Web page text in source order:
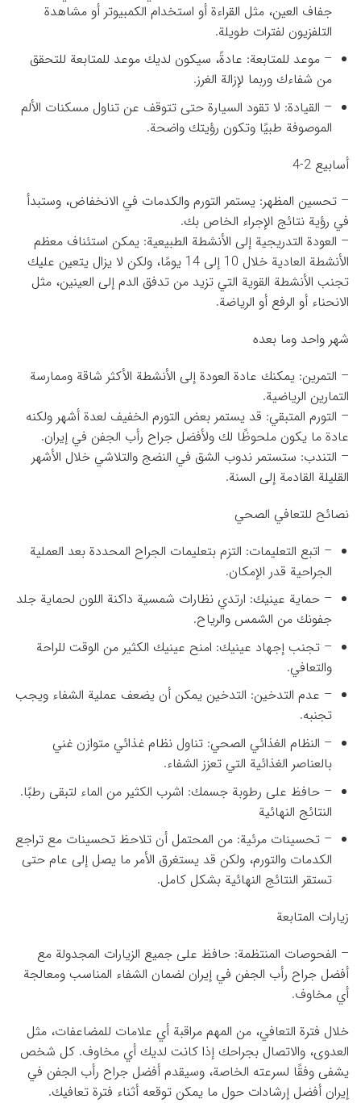
جفاف العين، مثل القراءة أو استخدام الكمبيوتر أو مشاهدة
التلفزيون لفترات طويلة.
– موعد للمتابعة: عادةً، سيكون لديك موعد للمتابعة للتحقق
من شفاءك وربما لإزالة الغرز.
– القيادة: لا تقود السيارة حتى تتوقف عن تناول مسكنات الألم
الموصوفة طبيًا وتكون رؤيتك واضحة.
أسابيع 2-4
– تحسين المظهر: يستمر التورم والكدمات في الانخفاض، وستبدأ
في رؤية نتائج الإجراء الخاص بك.
– العودة التدريجية إلى الأنشطة الطبيعية: يمكن استئناف معظم
الأنشطة العادية خلال 10 إلى 14 يومًا، ولكن لا يزال يتعين عليك
تجنب الأنشطة القوية التي تزيد من تدفق الدم إلى العينين، مثل
الانحناء أو الرفع أو الرياضة.
شهر واحد وما بعده
– التمرين: يمكنك عادة العودة إلى الأنشطة الأكثر شاقة وممارسة
التمارين الرياضية.
– التورم المتبقي: قد يستمر بعض التورم الخفيف لعدة أشهر ولكنه
عادة ما يكون ملحوظًا لك ولأفضل جراح رأب الجفن في إيران.
– التندب: ستستمر ندوب الشق في النضج والتلاشي خلال الأشهر
القليلة القادمة إلى السنة.
نصائح للتعافي الصحي
– اتبع التعليمات: التزم بتعليمات الجراح المحددة بعد العملية
الجراحية قدر الإمكان.
– حماية عينيك: ارتدي نظارات شمسية داكنة اللون لحماية جلد
جفونك من الشمس والرياح.
– تجنب إجهاد عينيك: امنح عينيك الكثير من الوقت للراحة
والتعافي.
– عدم التدخين: التدخين يمكن أن يضعف عملية الشفاء ويجب
تجنبه.
– النظام الغذائي الصحي: تناول نظام غذائي متوازن غني
بالعناصر الغذائية التي تعزز الشفاء.
– حافظ على رطوبة جسمك: اشرب الكثير من الماء لتبقى رطبًا.
النتائج النهائية
– تحسينات مرئية: من المحتمل أن تلاحظ تحسينات مع تراجع
الكدمات والتورم، ولكن قد يستغرق الأمر ما يصل إلى عام حتى
تستقر النتائج النهائية بشكل كامل.
زيارات المتابعة
– الفحوصات المنتظمة: حافظ على جميع الزيارات المجدولة مع
أفضل جراح رأب الجفن في إيران لضمان الشفاء المناسب ومعالجة
أي مخاوف.
خلال فترة التعافي، من المهم مراقبة أي علامات للمضاعفات، مثل
العدوى، والاتصال بجراحك إذا كانت لديك أي مخاوف. كل شخص
يشفى وفقًا لسرعته الخاصة، وسيقدم أفضل جراح رأب الجفن في
إيران أفضل إرشادات حول ما يمكن توقعه أثناء فترة تعافيك.